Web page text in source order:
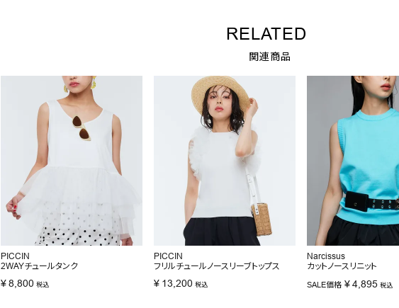
RELATED
関連商品
PICCIN
2WAYチュールタンク
¥ 8,800 税込
PICCIN
フリルチュールノースリーブトップス
¥ 13,200 税込
Narcissus
カットノースリニット
SALE価格 ¥ 4,895 税込